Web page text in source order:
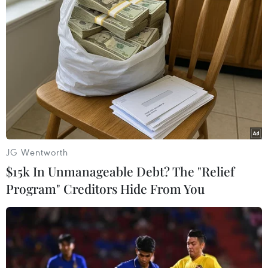
#Du học Mỹ #Donald Trump
#Tổng thống Mỹ
#Việc làm
#NAFTA
#Mexico
#Thỏa thuận thương mại tự do
Mexico Mỹ
JG Wentworth
$15k In Unmanageable Debt? The "Relief
Program" Creditors Hide From You